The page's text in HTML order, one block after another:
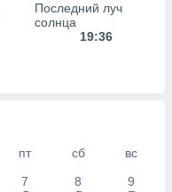
Последний луч
солнца
19:36
пт сб
вс
7
8 9